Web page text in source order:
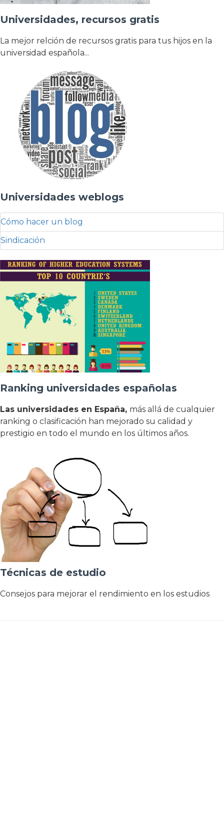
Universidades, recursos gratis
La mejor relción de recursos gratis para tus hijos en la
universidad española...
Universidades weblogs
Cómo hacer un blog
Sindicación
Ranking universidades españolas
Las universidades en España, más allá de cualquier
ranking o clasificación han mejorado su calidad y
prestigio en todo el mundo en los últimos años.
Técnicas de estudio
Consejos para mejorar el rendimiento en los estudios